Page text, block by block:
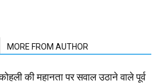
MORE FROM AUTHOR
की महानता पर सवाल उठाने वाले पूर्व